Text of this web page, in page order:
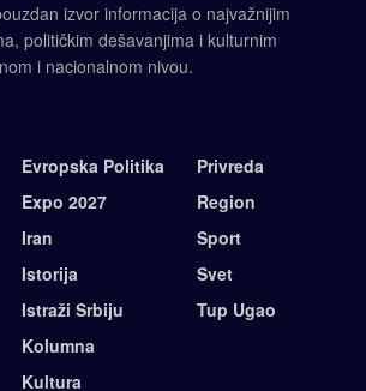
izvor informacija o najvažnijim
političkim dešavanjima i kulturnim
i nacionalnom nivou.
Evropska Politika
Expo 2027
Iran
Istorija
Istraži Srbiju
Kolumna
Kultura
Privreda
Region
Sport
Svet
Tup Ugao